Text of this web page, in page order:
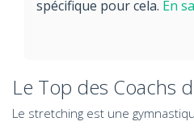
spécifique pour cela. En
Le Top des Coachs
Le stretching est une